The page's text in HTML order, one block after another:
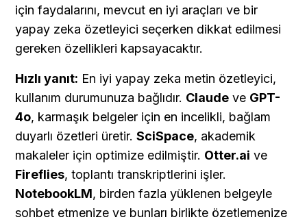
için faydalarını, mevcut en iyi araçları ve bir
yapay zeka özetleyici seçerken dikkat edilmesi
gereken özellikleri kapsayacaktır.
Hızlı yanıt: En iyi yapay zeka metin özetleyici,
kullanım durumunuza bağlıdır. Claude ve GPT-
4o, karmaşık belgeler için en incelikli, bağlam
duyarlı özetleri üretir. SciSpace, akademik
makaleler için optimize edilmiştir. Otter.ai
Fireflies
NotebookLM, birden fazla yüklenen belgeyle
sohbet etmenize ve bunları birlikte özetlemenize